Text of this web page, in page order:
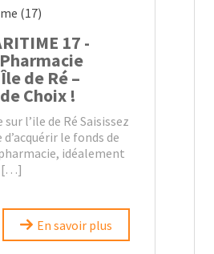
(17)
17 -
de Ré –
Choix !
l’ile de Ré Saisissez
le fonds de
idéalement
[…]
En savoir plus